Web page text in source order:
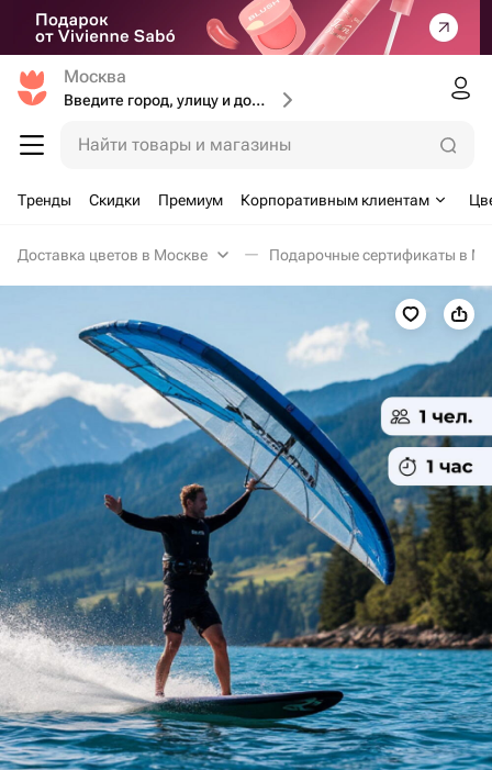
Москва
Введите город, улицу и дом доставки
Найти товары и магазины
Тренды Скидки Премиум Корпоративным клиентам
Доставка цветов в Москве Подарочные сертификаты в